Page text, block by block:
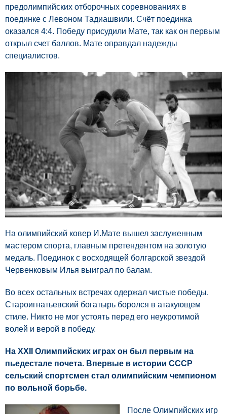
предолимпийских отборочных соревнованиях в
поединке с Левоном Тадиашвили. Счёт поединка
оказался 4:4. Победу присудили Мате, так как он первым
открыл счет баллов. Мате оправдал надежды
специалистов.
На олимпийский ковер И.Мате вышел заслуженным
мастером спорта, главным претендентом на золотую
медаль. Поединок с восходящей болгарской звездой
Червенковым Илья выиграл по балам.
Во всех остальных встречах одержал чистые победы.
Староигнатьевский богатырь боролся в атакующем
стиле. Никто не мог устоять перед его неукротимой
волей и верой в победу.
На XXII Олимпийских играх он был первым на
пьедестале почета. Впервые в истории СССР
сельский спортсмен стал олимпийским чемпионом
по вольной борьбе.
После Олимпийских игр